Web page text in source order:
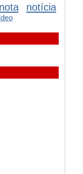
nota notícia